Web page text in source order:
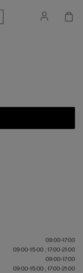
09:00-17:00
09:00-15:00 ; 17:00-21:00
09:00-17:00
09:00-15:00 ; 17:00-21:00